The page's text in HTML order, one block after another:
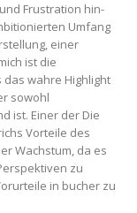
Frustration hin-
Umfang
einer
ist die
das wahre Highlight
sowohl
ist. Einer der Die
Vorteile des
Wachstum, da es
zu
in bucher zu